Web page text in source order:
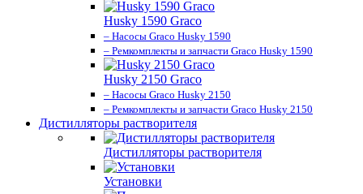
Husky 1590 Graco
– Насосы Graco Husky 1590
– Ремкомплекты и запчасти Graco Husky 1590
Husky 2150 Graco
– Насосы Graco Husky 2150
– Ремкомплекты и запчасти Graco Husky 2150
Дистилляторы растворителя
Дистилляторы растворителя
Установки